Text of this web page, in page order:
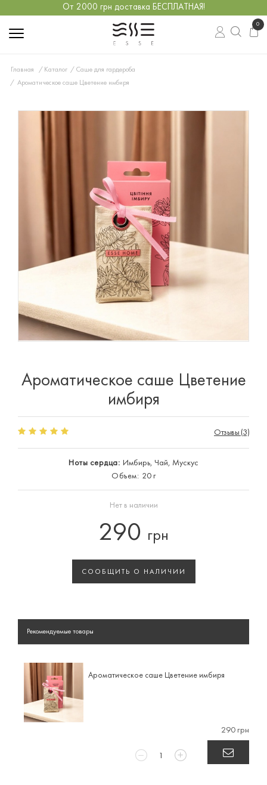
От 2000 грн доставка БЕСПЛАТНАЯ!
0
Главная Каталог
Саше для гардероба
Ароматическое саше Цветение имбиря
Ароматическое саше Цветение
имбиря
Отзывы (3)
Ноты сердца: Имбирь, Чай, Мускус
Объем: 20 г
Нет в наличии
290 грн
СООБЩИТЬ О НАЛИЧИИ
Рекомендуемые товары
Ароматическое саше Цветение имбиря
290 грн